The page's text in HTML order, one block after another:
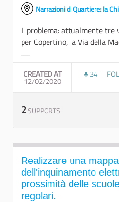
Narrazioni di Quartiere: la
Il problema: attualmente tre
per Copertino, la Via della
CREATED AT
12/02/2020
34 34
2SUPPORTS
Realizzare una
dell'inquinamento
prossimità delle
regolari.